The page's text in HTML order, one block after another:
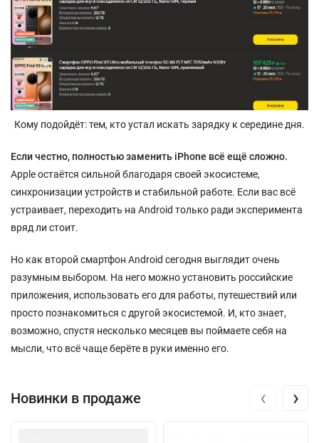
Кому подойдёт: тем, кто устал искать зарядку к середине дня.
Если честно, полностью заменить iPhone всё ещё сложно.
Apple остаётся сильной благодаря своей экосистеме,
синхронизации устройств и стабильной работе. Если вас всё
устраивает, переходить на Android только ради эксперимента
вряд ли стоит.
Но как второй смартфон Android сегодня выглядит очень
разумным выбором. На него можно установить российские
приложения, использовать его для работы, путешествий или
просто познакомиться с другой экосистемой. И, кто знает,
возможно, спустя несколько месяцев вы поймаете себя на
мысли, что всё чаще берёте в руки именно его.
Новинки в продаже ‹ ›